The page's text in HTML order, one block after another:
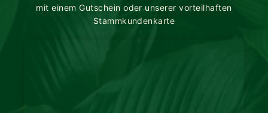
mit einem Gutschein oder unserer vorteilhaften
Stammkundenkarte